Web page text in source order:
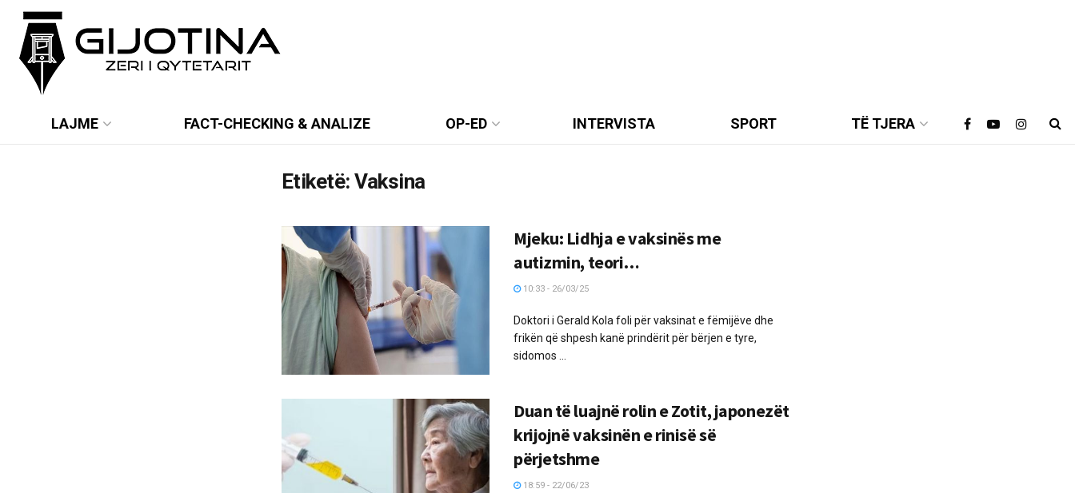
LAJME FACT-CHECKING & ANALIZE OP-ED INTERVISTA SPORT TË TJERA
Etiketë:Vaksina
Mjeku: Lidhja e vaksinës me
autizmin, teori…
10:33 - 26/03/25
Doktori i Gerald Kola foli për vaksinat e fëmijëve dhe
frikën që shpesh kanë prindërit për bërjen e tyre,
sidomos ...
Duan të luajnë rolin e Zotit, japonezët
krijojnë vaksinën e rinisë së
përjetshme
18:59 - 22/06/23